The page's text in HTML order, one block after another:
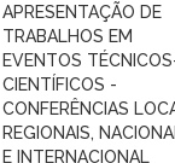
APRESENTAÇÃO DE
TRABALHOS EM
EVENTOS
CIENTÍFICOS -
CONFERÊNCIAS
REGIONAIS,
E INTERNACIONAL